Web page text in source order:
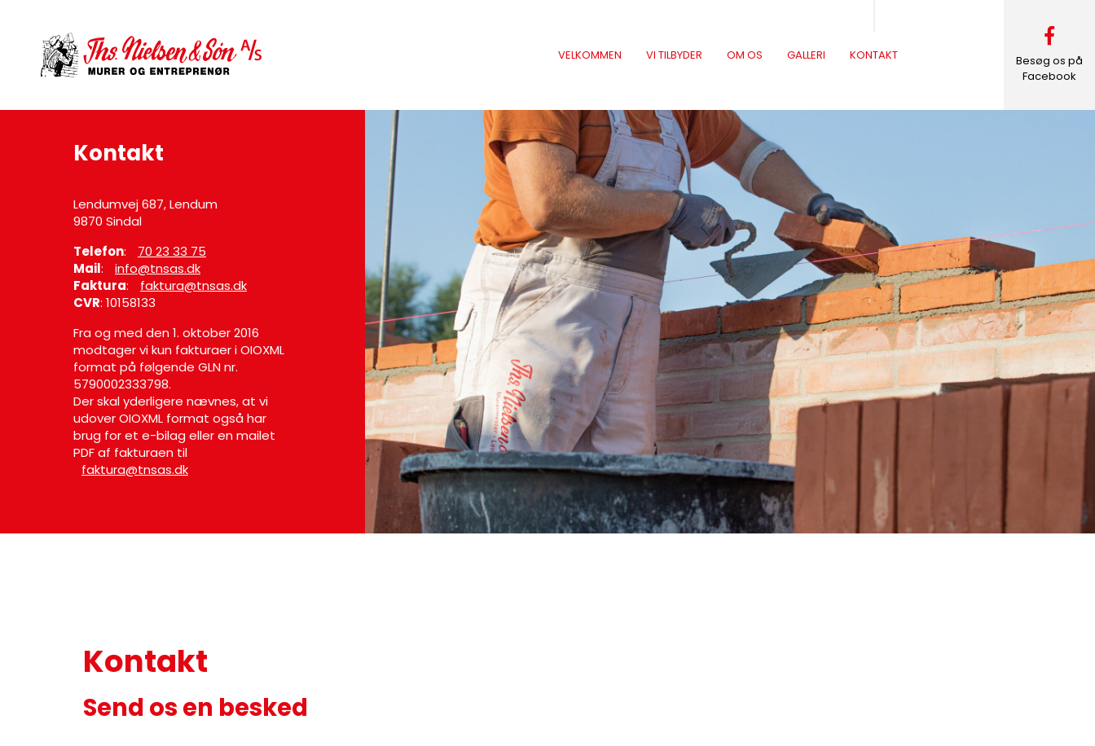
VELKOMMEN VI TILBYDER OM OS GALLERI KONTAKT
Besøg os på
Facebook
Kontakt
Lendumvej 687, Lendum
9870 Sindal
Telefon:
70 23 33 75
Mail:
info@tnsas.dk
Faktura:
faktura@tnsas.dk
CVR: 10158133
Fra og med den 1. oktober 2016
modtager vi kun fakturaer i OIOXML
format på følgende GLN nr.
5790002333798.
Der skal yderligere nævnes, at vi
udover OIOXML format også har
brug for et e-bilag eller en mailet
PDF af fakturaen til
faktura@tnsas.dk
Kontakt
Send os en besked